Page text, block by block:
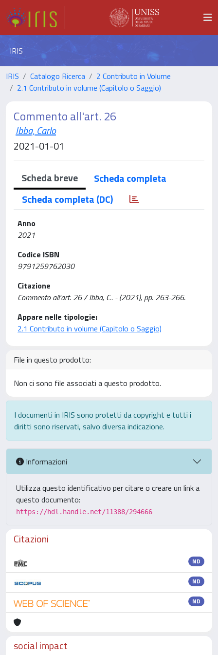
IRIS
IRIS Catalogo Ricerca
2 Contributo in Volume
2.1 Contributo in volume (Capitolo o Saggio)
Commento all'art. 26
Ibba, Carlo
2021-01-01
Scheda breve
Scheda completa
Scheda completa (DC)
Anno
2021
Codice ISBN
9791259762030
Citazione
Commento all'art. 26 / Ibba, C.. - (2021), pp. 263-266.
Appare nelle tipologie:
2.1 Contributo in volume (Capitolo o Saggio)
File in questo prodotto:
Non ci sono file associati a questo prodotto.
I documenti in IRIS sono protetti da copyright e tutti i
diritti sono riservati, salvo diversa indicazione.
Informazioni
Utilizza questo identificativo per citare o creare un link a
questo documento:
https://hdl.handle.net/11388/294666
Citazioni
ND
ND
ND
social impact